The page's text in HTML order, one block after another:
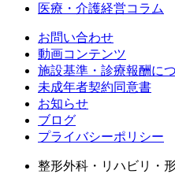
医療・介護経営コラム
お問い合わせ
動画コンテンツ
施設基準・診療報酬に
未成年者契約同意書
お知らせ
ブログ
プライバシーポリシー
整形外科・リハビリ・